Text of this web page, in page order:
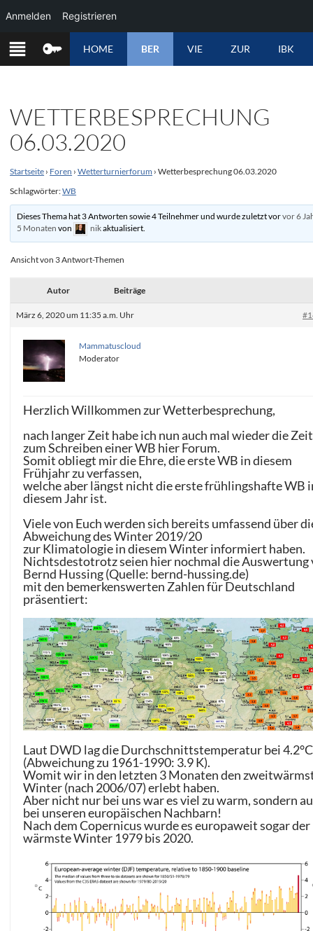
ZUM
INHALT
HOME BER VIE ZUR IBK
WETTERBESPRECHUNG
06.03.2020
Startseite › Foren › Wetterturnierforum › Wetterbesprechung 06.03.2020
Schlagwörter:WB
Dieses Thema hat 3 Antworten sowie 4 Teilnehmer und wurde zuletzt vorvor 6
5 Monaten von nikaktualisiert.
Ansicht von 3 Antwort-Themen
Autor Beiträge
März 6, 2020 um 11:35 a.m. Uhr
Mammatuscloud
Moderator
Herzlich Willkommen zur Wetterbesprechung,
nach langer Zeit habe ich nun auch mal wieder die Zeit
zum Schreiben einer WB hier Forum.
Somit obliegt mir die Ehre, die erste WB in diesem
Frühjahr zu verfassen,
welche aber längst nicht die erste frühlingshafte WB
diesem Jahr ist.
Viele von Euch werden sich bereits umfassend über
Abweichung des Winter 2019/20
zur Klimatologie in diesem Winter informiert haben.
Nichtsdestotrotz seien hier nochmal die Auswertung
Bernd Hussing (Quelle: bernd-hussing.de)
mit den bemerkenswerten Zahlen für Deutschland
präsentiert:
Laut DWD lag die Durchschnittstemperatur bei 4.2°C
(Abweichung zu 1961-1990: 3.9 K).
Womit wir in den letzten 3 Monaten den
Winter (nach 2006/07) erlebt haben.
Aber nicht nur bei uns war es viel zu warm, sondern
bei unseren europäischen Nachbarn!
Nach dem Copernicus wurde es europaweit sogar der
wärmste Winter 1979 bis 2020.
Anmelden Registrieren